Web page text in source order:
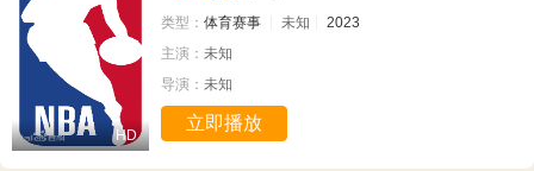
HD
类型： 体育赛事 未知
2023
主演： 未知
导演： 未知
立即播放